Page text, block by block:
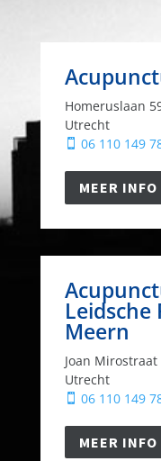
Homeruslaan
Utrecht
 06 110 149
MEER INFO
Leidsche
Meern
Joan Mirostraat
Utrecht
 06 110 149
MEER INFO